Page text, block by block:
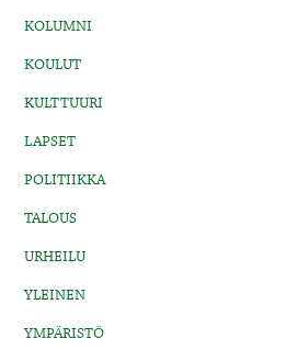
KOLUMNI
KOULUT
KULTTUURI
LAPSET
POLITIIKKA
TALOUS
URHEILU
YLEINEN
YMPÄRISTÖ